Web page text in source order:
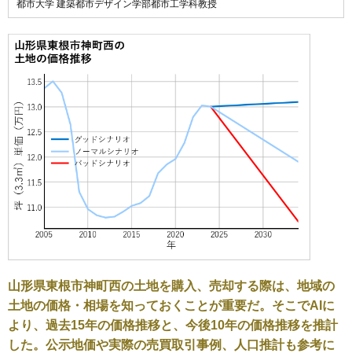
都市大学 建築都市デザイン学部都市工学科教授
山形県東根市神町西の土地を購入、売却する際は、地域の
土地の価格・相場を知っておくことが重要だ。そこでAIに
より、過去15年の価格推移と、今後10年の価格推移を推計
した。公示地価や実際の売買取引事例、人口推計も参考に